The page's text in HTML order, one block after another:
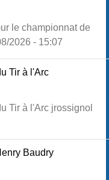
le championnat de
2026 - 15:07
Tir à l'Arc
Tir à l'Arc jrossignol
Baudry